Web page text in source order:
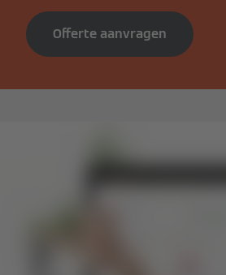
Offerte aanvragen